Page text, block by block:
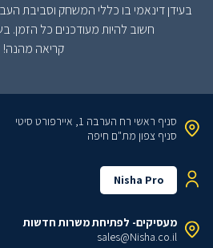
בעידן דינאמי בו כללי המשחק וסביבת
חשוב להיות מעודכנים כל הזמן.
קריאה מהנה!
סניף ראשי רח הערבה 1, איירפורט סיטי
סניף צפון מת"ם חיפה
Nisha Pro
מעסיקים- לפתיחת משרות חדשות
sales@Nisha.co.il